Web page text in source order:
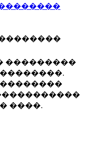
���������
����.